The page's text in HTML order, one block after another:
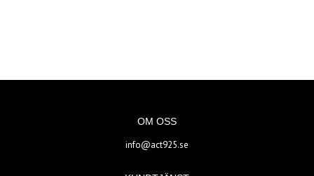
OM OSS
info@act925.se